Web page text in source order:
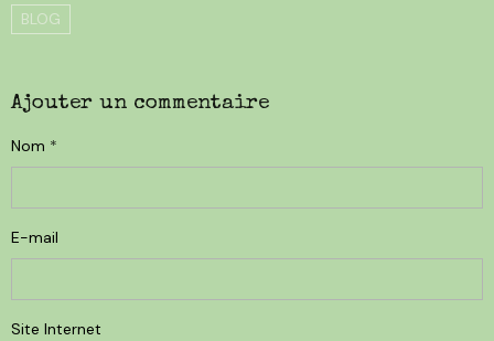
BLOG
Ajouter un commentaire
Nom
E-mail
Site Internet